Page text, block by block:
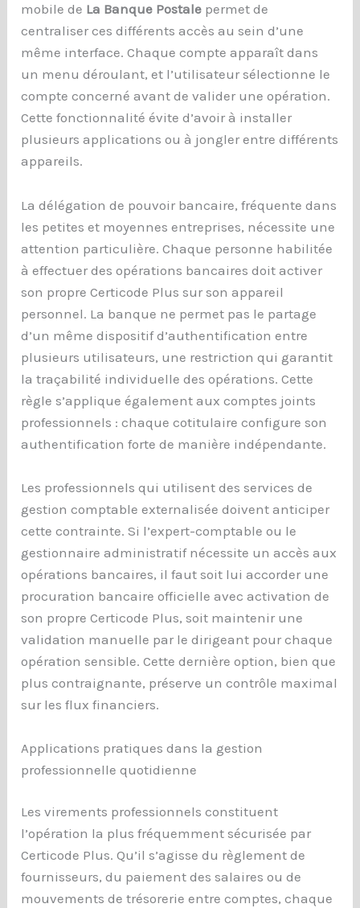
mobile de La Banque Postale permet de
centraliser ces différents accès au sein d’une
même interface. Chaque compte apparaît dans
un menu déroulant, et l’utilisateur sélectionne le
compte concerné avant de valider une opération.
Cette fonctionnalité évite d’avoir à installer
plusieurs applications ou à jongler entre différents
appareils.
La délégation de pouvoir bancaire, fréquente dans
les petites et moyennes entreprises, nécessite une
attention particulière. Chaque personne habilitée
à effectuer des opérations bancaires doit activer
son propre Certicode Plus sur son appareil
personnel. La banque ne permet pas le partage
d’un même dispositif d’authentification entre
plusieurs utilisateurs, une restriction qui garantit
la traçabilité individuelle des opérations. Cette
règle s’applique également aux comptes joints
professionnels : chaque cotitulaire configure son
authentification forte de manière indépendante.
Les professionnels qui utilisent des services de
gestion comptable externalisée doivent anticiper
cette contrainte. Si l’expert-comptable ou le
gestionnaire administratif nécessite un accès aux
opérations bancaires, il faut soit lui accorder une
procuration bancaire officielle avec activation de
son propre Certicode Plus, soit maintenir une
validation manuelle par le dirigeant pour chaque
opération sensible. Cette dernière option, bien que
plus contraignante, préserve un contrôle maximal
sur les flux financiers.
Applications pratiques dans la gestion
professionnelle quotidienne
Les virements professionnels constituent
l’opération la plus fréquemment sécurisée par
Certicode Plus. Qu’il s’agisse du règlement de
fournisseurs, du paiement des salaires ou de
mouvements de trésorerie entre comptes, chaque